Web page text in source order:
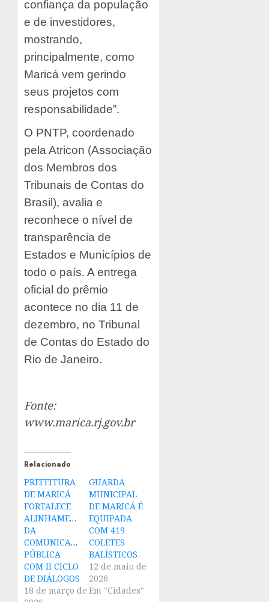
confiança da população
e de investidores,
mostrando,
principalmente, como
Maricá vem gerindo
seus projetos com
responsabilidade”.
O PNTP, coordenado
pela Atricon (Associação
dos Membros dos
Tribunais de Contas do
Brasil), avalia e
reconhece o nível de
transparência de
Estados e Municípios de
todo o país. A entrega
oficial do prêmio
acontece no dia 11 de
dezembro, no Tribunal
de Contas do Estado do
Rio de Janeiro.
Fonte:
www.marica.rj.gov.br
Relacionado
PREFEITURA
DE MARICÁ
FORTALECE
ALINHAMENTO
DA
COMUNICAÇÃO
PÚBLICA
COM II CICLO
DE DIÁLOGOS
18 de março de
GUARDA
MUNICIPAL
DE MARICÁ É
EQUIPADA
COM 419
COLETES
BALÍSTICOS
12 de maio de
2026
Em "Cidades"